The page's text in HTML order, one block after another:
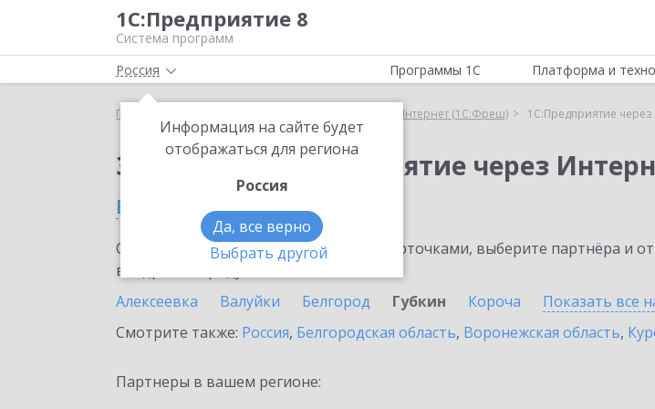
1С:Предприятие 8
Система программ
Россия
Информация на сайте будет
отображаться для региона
Россия
Да, все верно
Выбрать другой
Программы 1С Платформа и
Главная 1С:Предприятие через Интернет (1С:Фреш) 1С:Предприятие
Заказать 1С:Предприятие через
в Губкине
Ознакомьтесь с информационными карточками, выберите партнёра и
внедрение продукта.
Алексеевка
Валуйки Белгород Губкин Короча Показать все
Смотрите также: Россия, Белгородская область, Воронежская область,
Партнеры в вашем регионе: